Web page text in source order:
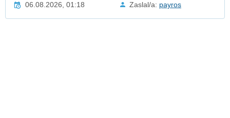
06.08.2026, 01:18 Zaslal/a: payros